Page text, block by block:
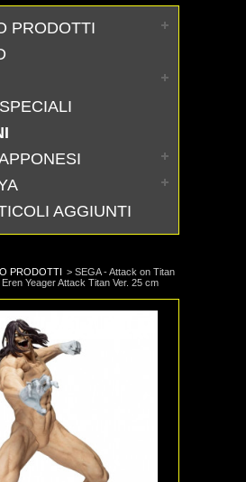
PRODOTTI
AGGIUNTI
PRODOTTI > SEGA - Attack on Titan
Yeager Attack Titan Ver. 25 cm